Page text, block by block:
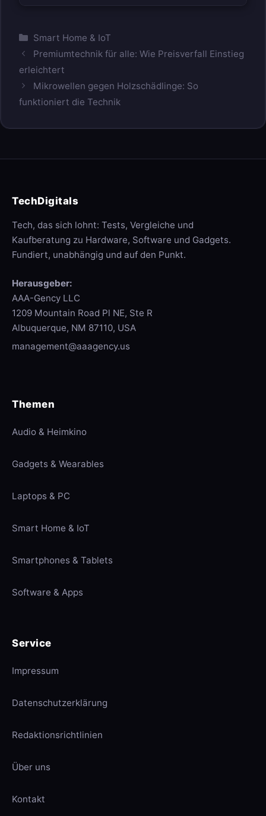
Kategorien
Smart Home & IoT
Premiumtechnik für alle: Wie Preisverfall Einstieg
erleichtert
Mikrowellen gegen Holzschädlinge: So
funktioniert die Technik
TechDigitals
Tech, das sich lohnt: Tests, Vergleiche und
Kaufberatung zu Hardware, Software und Gadgets.
Fundiert, unabhängig und auf den Punkt.
Herausgeber:
AAA-Gency LLC
1209 Mountain Road Pl NE, Ste R
Albuquerque, NM 87110, USA
management@aaagency.us
Themen
Audio & Heimkino
Gadgets & Wearables
Laptops & PC
Smart Home & IoT
Smartphones & Tablets
Software & Apps
Service
Impressum
Datenschutzerklärung
Redaktionsrichtlinien
Über uns
Kontakt